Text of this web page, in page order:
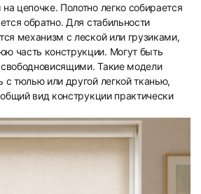
цепочке. Полотно легко собирается
обратно. Для стабильности
механизм с леской или грузиками,
часть конструкции. Могут быть
Такие модели
тюлью или другой легкой тканью,
вид конструкции практически